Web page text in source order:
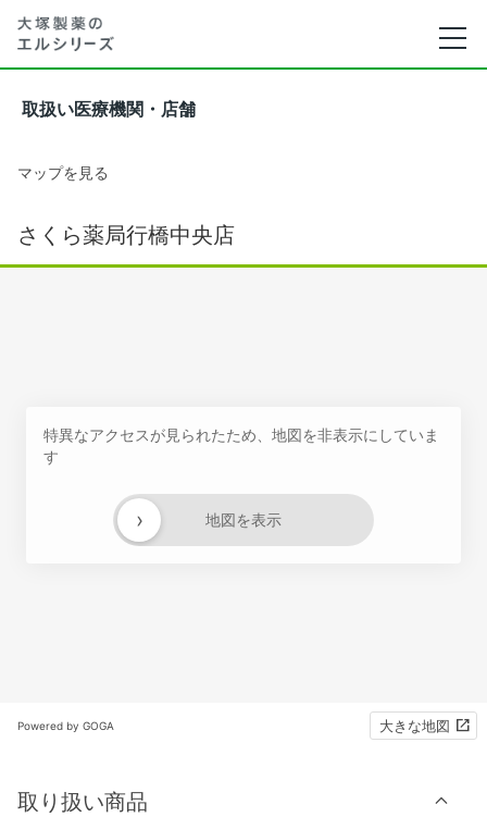
取扱い医療機関・店舗
マップを見る
さくら薬局行橋中央店
特異なアクセスが見られたため、地図を非表示にしていま
す
地図を表示
›
Powered by GOGA 大きな地図
取り扱い商品